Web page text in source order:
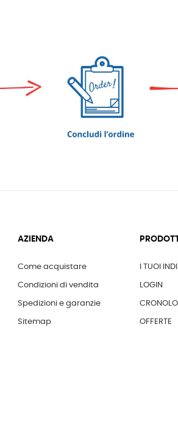
AZIENDA
Come acquistare
Condizioni di vendita
Spedizioni e garanzie
Sitemap
I TUOI
LOGIN
OFFERTE